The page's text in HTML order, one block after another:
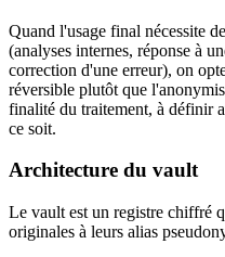
Quand l'usage final nécessite
(analyses internes, réponse à
correction d'une erreur), on
réversible plutôt que
finalité du traitement, à définir
ce soit.
Architecture du vault
Le vault est un registre chiffré
originales à leurs alias